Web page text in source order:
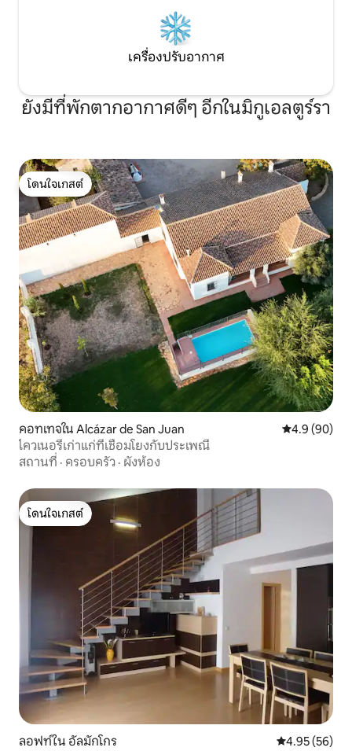
เครื่องปรับอากาศ
ยังมีที่พักตากอากาศดีๆ อีกในมิกูเอลตูร์รา
โดนใจเกสต์
โดนใจเกสต์
คอทเทจใน Alcázar de San Juan คะแนนเฉลี่ย
4.9 (90)
ไควเนอรีเก่าแก่ที่เชื่อมโยงกับประเพณี
สถานที่ · ครอบครัว · ผังห้อง
โดนใจเกสต์
โดนใจเกสต์
ลอฟท์ใน อัลมักโกร คะแนนเฉลี่ย
4.95 (56)